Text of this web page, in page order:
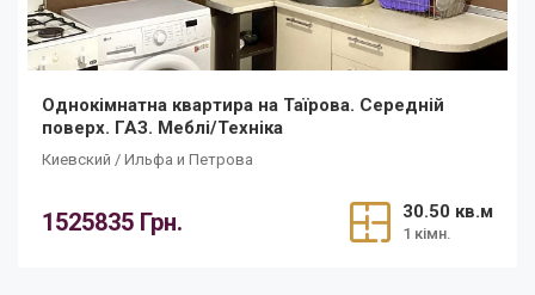
Однокімнатна квартира на Таїрова. Середній
поверх. ГАЗ. Меблі/Техніка
Киевский / Ильфа и Петрова
1525835 Грн. 30.50 кв.м
1 кімн.